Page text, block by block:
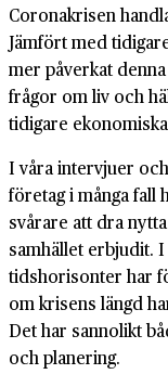
Coronakrisen
Jämfört med
mer påverkat
frågor om liv och
tidigare
I våra intervjuer
företag i många fall
svårare att dra
samhället erbjudit.
tidshorisonter har
om krisens längd
Det har sannolikt
och planering.